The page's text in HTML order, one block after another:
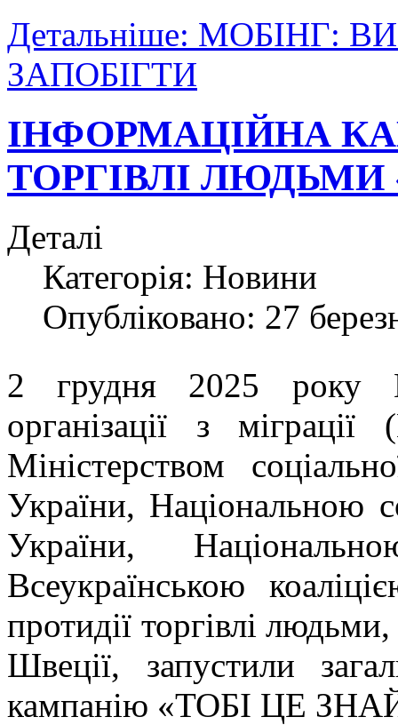
Детальніше: МОБІНГ:
ЗАПОБІГТИ
ІНФОРМАЦІЙНА
ТОРГІВЛІ ЛЮДЬМИ
Деталі
Категорія: Новини
Опубліковано: 27
2 грудня 2025 року
організації з
Міністерством
України, Національною
України,
Всеукраїнською
протидії торгівлі
Швеції, запустили
кампанію «ТОБІ ЦЕ